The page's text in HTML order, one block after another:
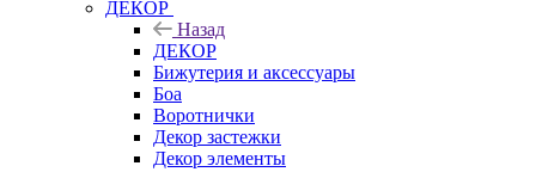
ДЕКОР
Назад
ДЕКОР
Бижутерия и аксессуары
Боа
Воротнички
Декор застежки
Декор элементы